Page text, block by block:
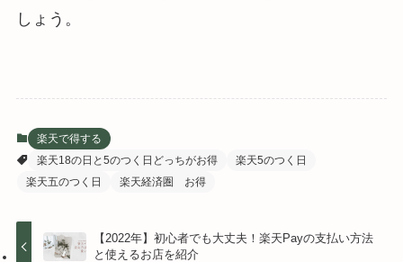
しょう。
楽天で得する
楽天18の日と5のつく日どっちがお得
楽天5のつく日
楽天五のつく日
楽天経済圏 お得
【2022年】初心者でも大丈夫！楽天Payの支払い方法
と使えるお店を紹介